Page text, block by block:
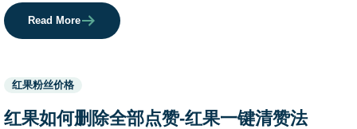
Read More
Used
before
names.
红果粉丝价格
红果如何删除全部点赞-红果一键清赞法